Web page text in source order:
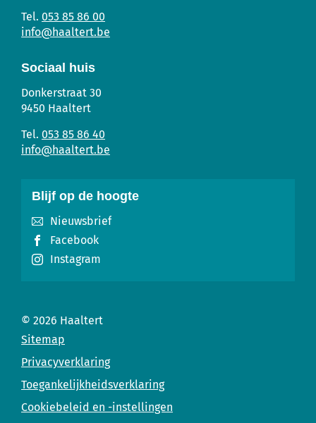
053 85 86 00
info@haaltert.be
Sociaal huis
Sociaal
Huis
Adres
Donkerstraat 30
9450 Haaltert
Tel.
053 85 86 40
E-
mail
info@haaltert.be
Blijf op de hoogte
Nieuwsbrief
Facebook
Instagram
© 2026 Haaltert
Sitemap
Privacyverklaring
Toegankelijkheidsverklaring
Cookiebeleid en -instellingen